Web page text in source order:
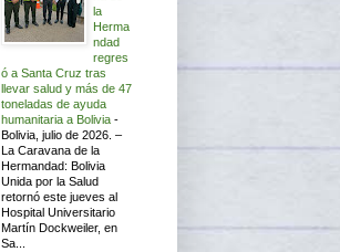
la
Herma
ndad
regres
ó a Santa Cruz tras
llevar salud y más de 47
toneladas de ayuda
humanitaria a Bolivia -
Bolivia, julio de 2026. –
La Caravana de la
Hermandad: Bolivia
Unida por la Salud
retornó este jueves al
Hospital Universitario
Martín Dockweiler, en
Sa...